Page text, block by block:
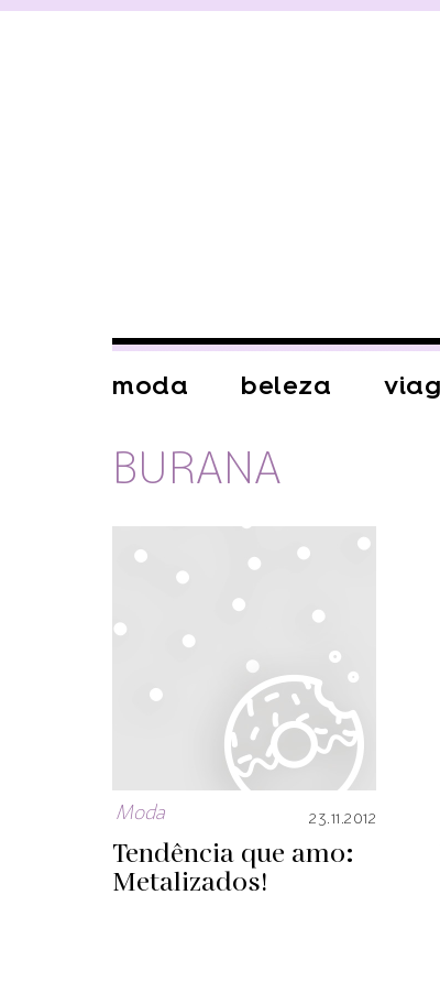
moda beleza
BURANA
Moda 23.11.2012
Tendência que amo:
Metalizados!